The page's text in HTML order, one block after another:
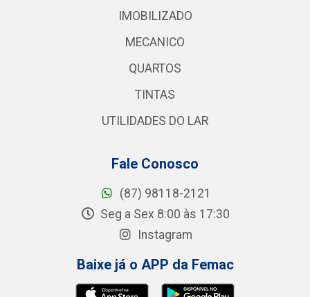
IMOBILIZADO
MECANICO
QUARTOS
TINTAS
UTILIDADES DO LAR
Fale Conosco
(87) 98118-2121
Seg a Sex 8:00 às 17:30
Instagram
Baixe já o APP da Femac